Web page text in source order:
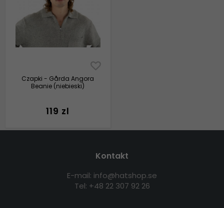
Czapki - Gårda Angora
Beanie (niebieski)
119 zl
Kontakt
E-mail: info@hatshop.se
Tel: +48 22 307 92 26